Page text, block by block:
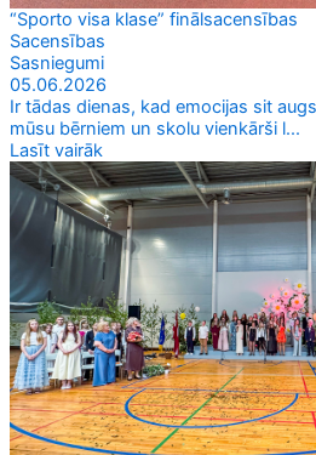
“Sporto visa klase” finālsacensības
Sacensības
Sasniegumi
05.06.2026
Ir tādas dienas, kad emocijas sit
mūsu bērniem un skolu vienkārši l...
Lasīt vairāk